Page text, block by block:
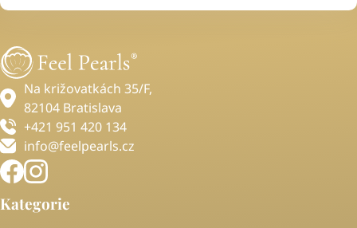
Na križovatkách 35/F,
82104 Bratislava
+421 951 420 134
info@feelpearls.cz
Kategorie